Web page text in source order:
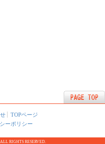
TOPページ
ーポリシー
RIGHTS RESERVED.